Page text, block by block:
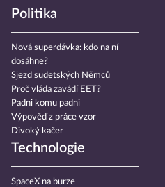
Politika
Nová superdávka: kdo na ní
dosáhne?
Sjezd sudetských Němců
Proč vláda zavádí EET?
Padni komu padni
Výpověď z práce vzor
Divoký kačer
Technologie
SpaceX na burze